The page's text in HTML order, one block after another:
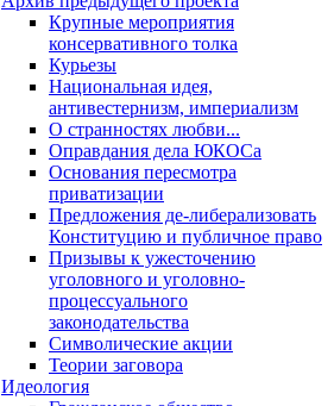
Крупные мероприятия
консервативного толка
Курьезы
Национальная идея,
антивестернизм, империализм
О странностях любви...
Оправдания дела ЮКОСа
Основания пересмотра
приватизации
Предложения де-либерализовать
Конституцию и публичное право
Призывы к ужесточению
уголовного и уголовно-
процессуального
законодательства
Символические акции
Теории заговора
Идеология